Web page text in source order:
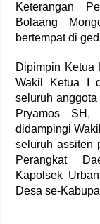
Keterangan
Bolaang
bertempat di
Dipimpin Ketua
Wakil Ketua I
seluruh
Pryamos
didampingi
seluruh assiten
Perangkat
Kapolsek
Desa se-